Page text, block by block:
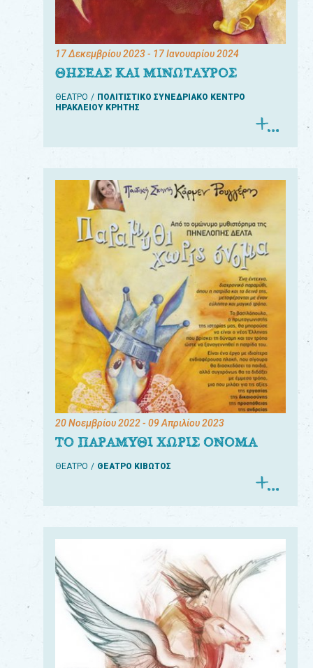
17 Δεκεμβρίου 2023- 17 Ιανουαρίου 2024
ΘΗΣΕΑΣ ΚΑΙ ΜΙΝΩΤΑΥΡΟΣ
ΘΕΑΤΡΟ
ΠΟΛΙΤΙΣΤΙΚΟ ΣΥΝΕΔΡΙΑΚΟ ΚΕΝΤΡΟ
ΗΡΑΚΛΕΙΟΥ ΚΡΗΤΗΣ
20 Νοεμβρίου 2022- 09 Απριλίου 2023
ΤΟ ΠΑΡΑΜΥΘΙ ΧΩΡΙΣ ΟΝΟΜΑ
ΘΕΑΤΡΟ ΘΕΑΤΡΟ ΚΙΒΩΤΟΣ